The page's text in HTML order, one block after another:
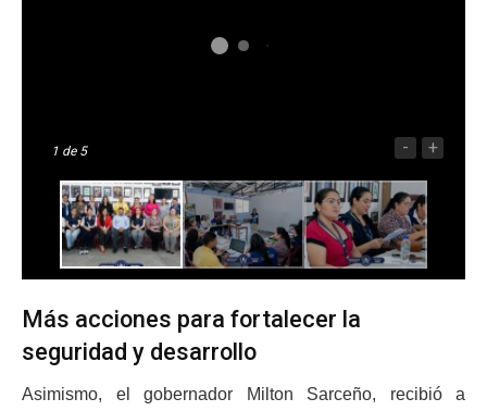
1 de 5 - +
Más acciones para fortalecer la
seguridad y desarrollo
Asimismo, el gobernador Milton Sarceño, recibió a